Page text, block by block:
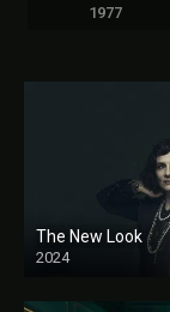
1977
The New Look
2024